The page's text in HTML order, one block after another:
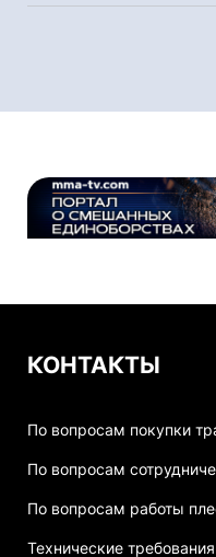
КОНТАКТЫ
По вопросам покупки
По вопросам
По вопросам работы
Технические